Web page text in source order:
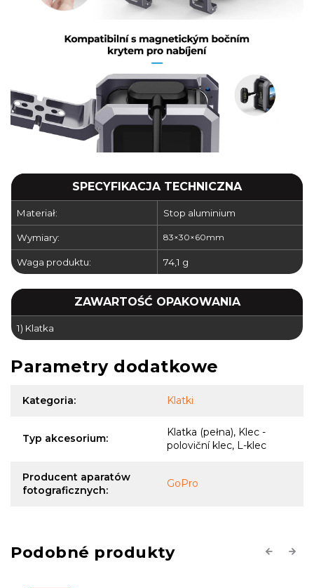
SPECYFIKACJA TECHNICZNA
Materiał: Stop aluminium
Wymiary: 83×30×60mm
Waga produktu: 74,1 g
ZAWARTOŚĆ OPAKOWANIA
1) Klatka
Parametry dodatkowe
Kategoria: Klatki
Typ akcesorium:
Klatka (pełna), Klec -
poloviční klec, L-klec
Producent aparatów
fotograficznych:
GoPro
Previous
Next